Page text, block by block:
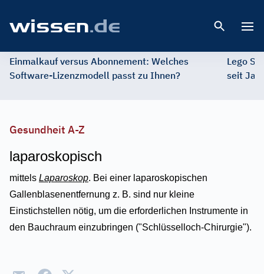
Einmalkauf versus Abonnement: Welches
Software-Lizenzmodell passt zu Ihnen?
Lego
seit
Gesundheit A-Z
laparoskopisch
mittels Laparoskop. Bei einer laparoskopischen
Gallenblasenentfernung z. B. sind nur kleine
Einstichstellen nötig, um die erforderlichen Instrumente in
den Bauchraum einzubringen ("Schlüsselloch-Chirurgie").